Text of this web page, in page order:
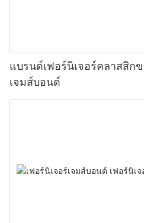
แบรนด์เฟอร์นิเจอร์คลาสสิก
เจมส์บอนด์